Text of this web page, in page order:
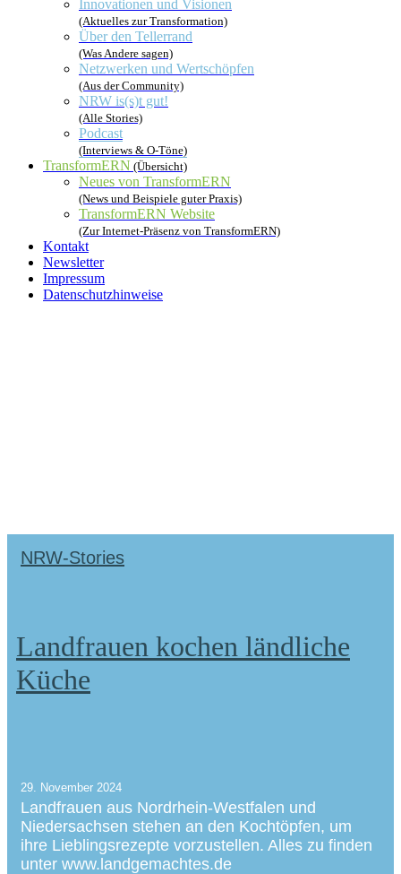
Innovationen und Visionen
(Aktuelles zur Transformation)
Über den Tellerrand
(Was Andere sagen)
Netzwerken und Wertschöpfen
(Aus der Community)
NRW is(s)t gut!
(Alle Stories)
Podcast
(Interviews & O-Töne)
TransformERN (Übersicht)
Neues von TransformERN
(News und Beispiele guter Praxis)
TransformERN Website
(Zur Internet-Präsenz von TransformERN)
Kontakt
Newsletter
Impressum
Datenschutzhinweise
NRW-Stories
Landfrauen kochen ländliche
Küche
29. November 2024
Landfrauen aus Nordrhein-Westfalen und
Niedersachsen stehen an den Kochtöpfen, um
ihre Lieblingsrezepte vorzustellen. Alles zu finden
unter www.landgemachtes.de